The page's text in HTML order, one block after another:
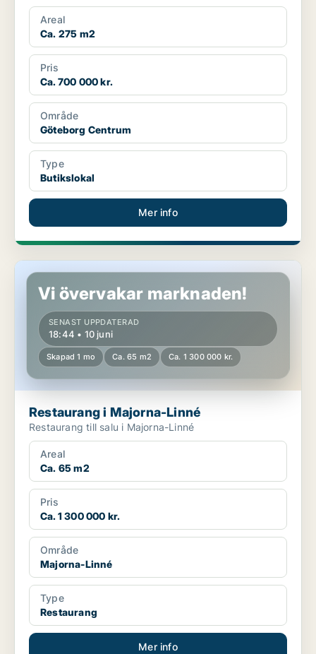
Areal
Ca. 275 m2
Pris
Ca. 700 000 kr.
Område
Göteborg Centrum
Type
Butikslokal
Mer info
Restaurang i Majorna-Linné
Vi övervakar marknaden!
SENAST UPPDATERAD
18:44 • 10 juni
Skapad 1 mo Ca. 65 m2 Ca. 1 300 000 kr.
Restaurang i Majorna-Linné
Restaurang till salu i Majorna-Linné
Areal
Ca. 65 m2
Pris
Ca. 1 300 000 kr.
Område
Majorna-Linné
Type
Restaurang
Mer info